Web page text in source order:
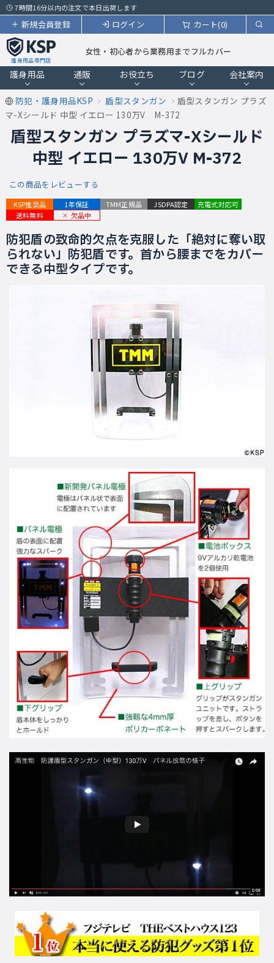
7時間16分以内の注文で本日出荷します
カート(0)
ログイン
新規会員登録
護身用品専門店
女性・初心者から業務用までフルカバー
護身用品 通販 お役立ち ブログ 会社案内
防犯・護身用品KSP 盾型スタンガン
盾型スタンガン プラズ
マ-Xシールド 中型 イエロー 130万V M-372
盾型スタンガン プラズマ-Xシールド
中型 イエロー 130万V M-372
この商品をレビューする
KSP推奨品 1年保証 TMM正規品 JSDPA認定
充電式対応可
送料無料
欠品中
防犯盾の致命的欠点を克服した「絶対に奪い取
られない」防犯盾です。首から腰までをカバー
できる中型タイプです。